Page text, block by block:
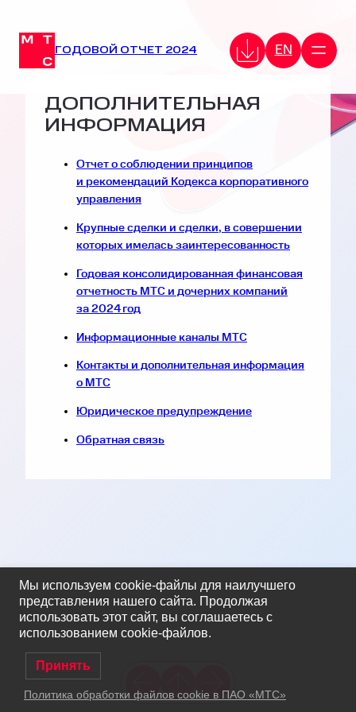
ГОДОВОЙ ОТЧЕТ 2024 EN
ДОПОЛНИТЕЛЬНАЯ
ИНФОРМАЦИЯ
Отчет о соблюдении принципов
и рекомендаций Кодекса корпоративного
управления
Крупные сделки и сделки, в совершении
которых имелась заинтересованность
Годовая консолидированная финансовая
отчетность МТС и дочерних компаний
за 2024 год
Информационные каналы МТС
Контакты и дополнительная информация
о МТС
Юридическое предупреждение
Обратная связь
Мы используем cookie-файлы для наилучшего
представления нашего сайта. Продолжая
использовать этот сайт, вы соглашаетесь с
использованием cookie-файлов.
Принять
Политика обработки файлов cookie в ПАО «МТС»